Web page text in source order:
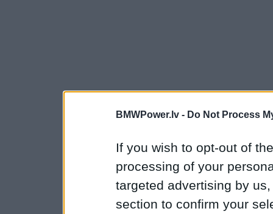
BMWPower.lv - Do Not Process
If you wish to opt-out of
processing of your
targeted advertising by
section to confirm your